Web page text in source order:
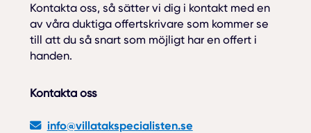
Kontakta oss, så sätter vi dig i kontakt med en
av våra duktiga offertskrivare som kommer se
till att du så snart som möjligt har en offert i
handen.
Kontakta oss
info@villatakspecialisten.se